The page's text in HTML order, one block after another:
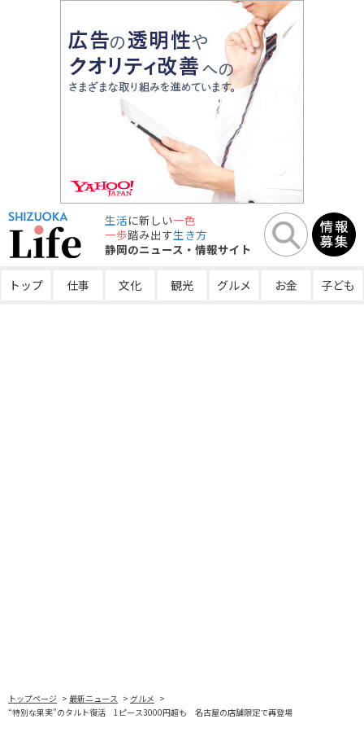
生活に新しい一色
一歩踏み出す生き方
静岡のニュース・情報サイト
トップ 仕事 文化 観光 グルメ お金 子ども
トップページ 最新ニュース
グルメ
“特別な果実”のタルト復活 1ピース3000円超も 名古屋の店舗限定で再登場